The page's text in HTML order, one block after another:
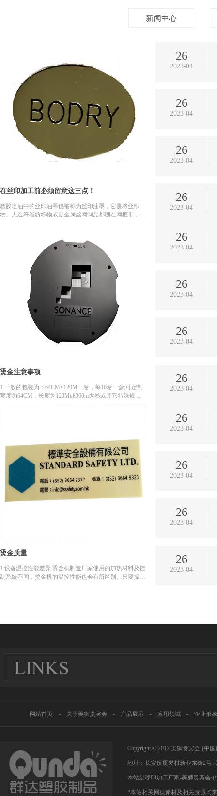
员工贴纸作业 工厂生产车间
新闻中心
在丝印加工前必须留意这三点！
塑胶喷油中的丝印油墨也被称为丝印油墨，它是将丝织
物、人造纤维纺织物或是金属丝网制品都绷在网框带，随
26
2023-04
26
2023-04
26
2023-04
26
2023-04
烫金注意事项
1.一般的包装为：64CM×120M一卷，每10卷一盒;可定制
宽度为64CM，长度为120M或360m大卷或其它特殊规
26
2023-04
26
2023-04
26
2023-04
26
2023-04
烫金质量
1.设备温控性能差异 烫金机制造厂家使用的加热材料及控
制系统不同，烫金机的温控性能也会有所区别。只要操作
26
2023-04
26
2023-04
26
2023-04
26
2023-04
网站首页 - 关于美狮贵宾会 - 产品展示 - 应用领域 - 企业形象
Copyright © 2017 美狮贵宾会·(中
地址：长安镇厦岗村新业东街2号
本站是移印加工厂家-美狮贵宾会
*本站相关网页素材及相关资源均